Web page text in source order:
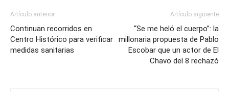
Artículo anterior
Continuan recorridos en
Centro Histórico para verificar
medidas sanitarias
Artículo siguiente
“Se me heló el cuerpo”: la
millonaria propuesta de Pablo
Escobar que un actor de El
Chavo del 8 rechazó